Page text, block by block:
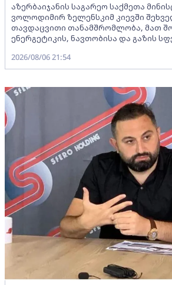
აზერბაიჯანის საგარეო საქმეთა
ვოლოდიმირ ზელენსკიმ კიევში
თავდაცვითი თანამშრომლობა, მათ
ენერგეტიკის, ნავთობისა და გაზის
2026/08/06 21:54